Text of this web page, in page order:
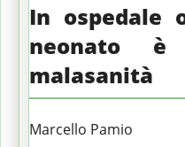
In ospedale
neonato
malasanità
Marcello Pamio